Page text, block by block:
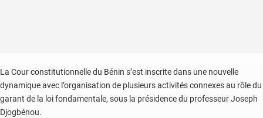
La Cour constitutionnelle du Bénin s’est inscrite dans une nouvelle
dynamique avec l’organisation de plusieurs activités connexes au rôle du
garant de la loi fondamentale, sous la présidence du professeur Joseph
Djogbénou.